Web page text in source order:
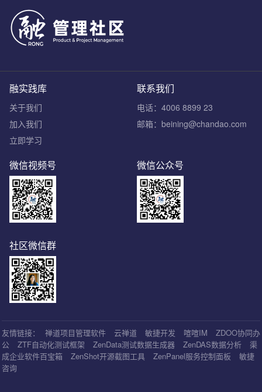
联系我们
电话：4006 8899 23
邮箱：beining@chandao.com
融实践库
关于我们
加入我们
立即学习
微信公众号
微信视频号
社区微信群
友情链接： 禅道项目管理软件 云禅道 敏捷开发 喧喧IM
ZDOO协同办
公
ZTF自动化测试框架 ZenData测试数据生成器 ZenDAS数据分析
渠
成企业软件百宝箱
ZenShot开源截图工具 ZenPanel服务控制面板
敏捷
咨询